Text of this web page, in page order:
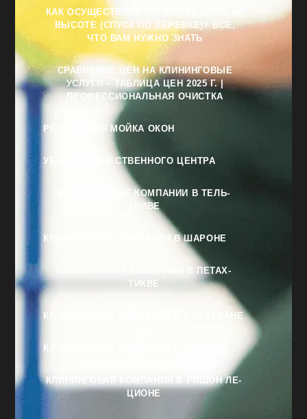
КАК ОСУЩЕСТВЛЯЕТСЯ МОЙКА ОКОН НА
ВЫСОТЕ (СПУСК ПО ВЕРЕВКЕ)? ВСЕ,
ЧТО ВАМ НУЖНО ЗНАТЬ
СРАВНЕНИЕ ЦЕН НА КЛИНИНГОВЫЕ
УСЛУГИ – ТАБЛИЦА ЦЕН 2025 Г. |
ПРОФЕССИОНАЛЬНАЯ ОЧИСТКА
РЕГУЛЯРНАЯ МОЙКА ОКОН
УБОРКА ОБЩЕСТВЕННОГО ЦЕНТРА
КЛИНИНГОВЫЕ КОМПАНИИ В ТЕЛЬ-
АВИВЕ
КЛИНИНГОВАЯ КОМПАНИЯ В ШАРОНЕ
КЛИНИНГОВАЯ КОМПАНИЯ В ПЕТАХ-
ТИКВЕ
КЛИНИНГОВАЯ КОМПАНИЯ В РАМАТ-ГАНЕ
КЛИНИНГОВАЯ КОМПАНИЯ В НЕТАНИИ
КЛИНИНГОВАЯ КОМПАНИЯ В РИШОН ЛЕ-
ЦИОНЕ